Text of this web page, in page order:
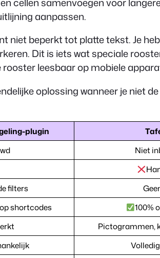
aanpassen.
niet beperkt tot platte tekst. Je
Dit is iets wat speciale
leesbaar op mobiele
oplossing wanneer je niet
plugin
Niet
filters
shortcodes
100%
Pictogrammen,